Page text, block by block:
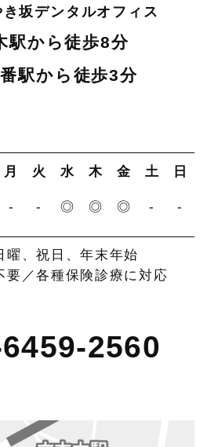
坂デンタルオフィス
駅から徒歩8分
駅から徒歩3分
月 火 水 木 金 土
日
- - ◎ ◎ ◎ - -
曜、祝日、年末年始
要／各種保険診療に対応
2560